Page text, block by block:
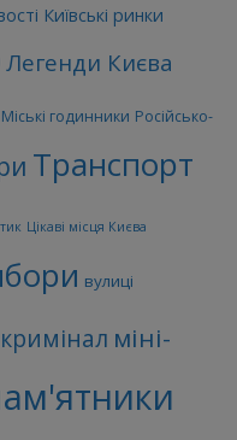
Київські ринки
Легенди Києва
Міські годинники Російсько-
Транспорт
Цікаві місця Києва
вулиці
кримінал міні-